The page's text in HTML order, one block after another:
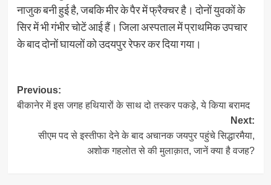
नाजुक बनी हुई है, जबकि मीर के पैर में फ्रैक्चर है। दोनों युवकों के
सिर में भी गंभीर चोटें आई हैं। जिला अस्पताल में प्राथमिक उपचार
के बाद दोनों घायलों को उदयपुर रेफर कर दिया गया।
Post
navigation
Previous:
बीकानेर में इस जगह हथियारों के साथ दो तस्कर पकड़े, ये किया बरामद
Next:
सीएम पद से इस्तीफा देने के बाद अचानक जयपुर पहुंचे सिद्धारमैया,
अशोक गहलोत से की मुलाक़ात, जानें क्या है वजह?